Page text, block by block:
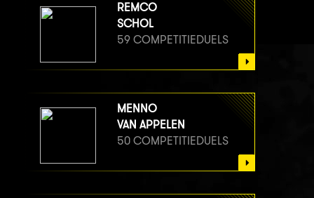
REMCO
SCHOL
59 COMPETITIEDUELS
MENNO
VAN APPELEN
50 COMPETITIEDUELS